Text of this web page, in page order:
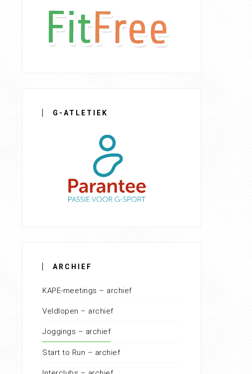
G-ATLETIEK
ARCHIEF
KAPE-meetings – archief
Veldlopen – archief
Joggings – archief
Start to Run – archief